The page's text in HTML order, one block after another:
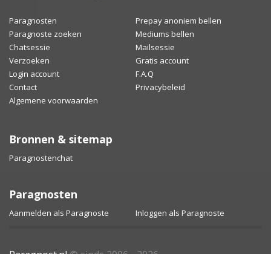
Paragnosten
Prepay anoniem bellen
Paragnoste zoeken
Mediums bellen
Chatsessie
Mailsessie
Verzoeken
Gratis account
Login account
F.A.Q
Contact
Privacybeleid
Algemene voorwaarden
Bronnen & sitemap
Paragnostenchat
Paragnosten
Aanmelden als Paragnoste Inloggen als Paragnoste